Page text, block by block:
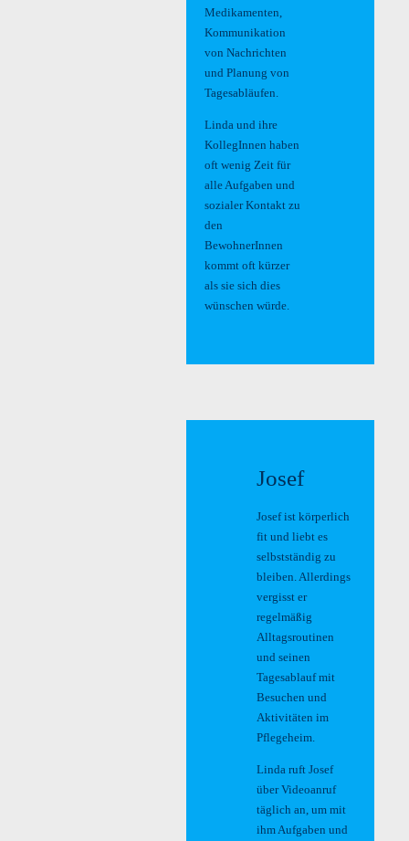
Medikamenten,
Kommunikation
von Nachrichten
und Planung von
Tagesabläufen.
Linda und ihre
KollegInnen haben
oft wenig Zeit für
alle Aufgaben und
sozialer Kontakt zu
den
BewohnerInnen
kommt oft kürzer
als sie sich dies
wünschen würde.
Josef
Josef ist körperlich
fit und liebt es
selbstständig zu
bleiben. Allerdings
vergisst er
regelmäßig
Alltagsroutinen
und seinen
Tagesablauf mit
Besuchen und
Aktivitäten im
Pflegeheim.
Linda ruft Josef
über Videoanruf
täglich an, um mit
ihm Aufgaben und